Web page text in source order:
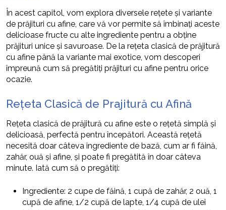
În acest capitol, vom explora diversele rețete și variante
de prăjituri cu afine, care vă vor permite să îmbinați aceste
delicioase fructe cu alte ingrediente pentru a obține
prăjituri unice și savuroase. De la rețeta clasică de prăjitură
cu afine până la variante mai exotice, vom descoperi
împreună cum să pregătiți prăjituri cu afine pentru orice
ocazie.
Rețeta Clasică de Prajitură cu Afină
Rețeta clasică de prăjitură cu afine este o rețetă simplă și
delicioasă, perfectă pentru începători. Această rețetă
necesită doar câteva ingrediente de bază, cum ar fi făină,
zahăr, ouă și afine, și poate fi pregătită în doar câteva
minute. Iată cum să o pregătiți:
Ingrediente: 2 cupe de făină, 1 cupă de zahăr, 2 ouă, 1
cupă de afine, 1/2 cupă de lapte, 1/4 cupă de ulei